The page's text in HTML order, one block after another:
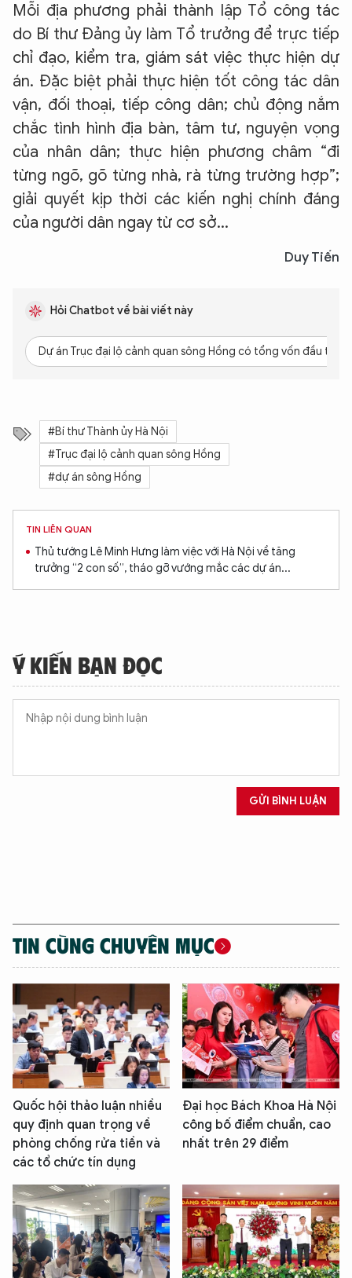
Mỗi địa phương phải thành lập Tổ công tác
do Bí thư Đảng ủy làm Tổ trưởng để trực tiếp
chỉ đạo, kiểm tra, giám sát việc thực hiện dự
án. Đặc biệt phải thực hiện tốt công tác dân
vận, đối thoại, tiếp công dân; chủ động nắm
chắc tình hình địa bàn, tâm tư, nguyện vọng
của nhân dân; thực hiện phương châm “đi
từng ngõ, gõ từng nhà, rà từng trường hợp”;
giải quyết kịp thời các kiến nghị chính đáng
của người dân ngay từ cơ sở...
Duy Tiến
Hỏi Chatbot về bài viết này
Dự án Trục đại lộ cảnh quan sông Hồng có tổng vốn đầu tư
#Bí thư Thành ủy Hà Nội
#Trục đại lộ cảnh quan sông Hồng
#dự án sông Hồng
TIN LIÊN QUAN
Thủ tướng Lê Minh Hưng làm việc với Hà Nội về tăng
trưởng “2 con số”, tháo gỡ vướng mắc các dự án...
Ý KIẾN BẠN ĐỌC
GỬI BÌNH LUẬN
TIN CÙNG CHUYÊN MỤC
Quốc hội thảo luận nhiều
quy định quan trọng về
phòng chống rửa tiền và
các tổ chức tín dụng
Đại học Bách Khoa Hà Nội
công bố điểm chuẩn, cao
nhất trên 29 điểm
XIN CHÀO,
An Ninh Thủ Đô nhé. Tôi sẵn sàng hỗ trợ!